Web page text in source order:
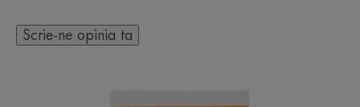
Scrie-ne opinia ta